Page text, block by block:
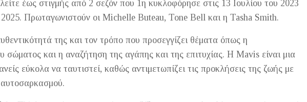
έως στιγμής από 2 σεζόν που 1η κυκλοφόρησε στις 13 Ιουλίου του 2023
Πρωταγωνιστούν οι Michelle Buteau, Tone Bell και η Tasha Smith.
της και τον τρόπο που προσεγγίζει θέματα όπως η
σώματος και η αναζήτηση της αγάπης και της επιτυχίας. Η Mavis είναι μια
εύκολα να ταυτιστεί, καθώς αντιμετωπίζει τις προκλήσεις της ζωής με